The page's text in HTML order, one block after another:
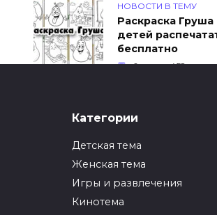
НОВОСТИ В ТЕМУ
Раскраска Груша
детей
бесплатно
0 452
Как упаковать
0
Как вырастить
Категории
Детская тема
Женская тема
Игры и развлечения
Кинотема